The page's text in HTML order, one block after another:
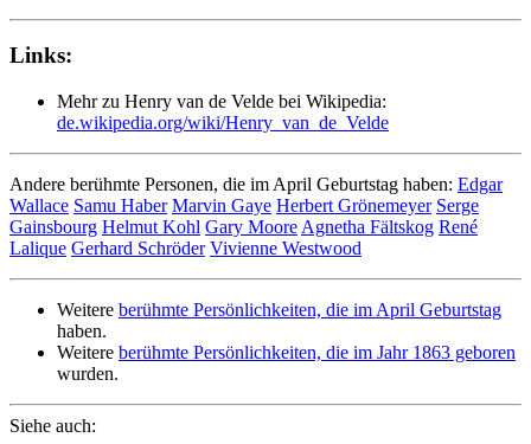
Links:
Mehr zu Henry van de Velde bei Wikipedia:
de.wikipedia.org/wiki/Henry_van_de_Velde
Andere berühmte Personen, die im April Geburtstag haben: Edgar
Wallace Samu Haber Marvin Gaye Herbert Grönemeyer Serge
Gainsbourg Helmut Kohl Gary Moore Agnetha Fältskog René
Lalique Gerhard Schröder Vivienne Westwood
Weitere berühmte Persönlichkeiten, die im April Geburtstag
haben.
Weitere berühmte Persönlichkeiten, die im Jahr 1863 geboren
wurden.
Siehe auch: